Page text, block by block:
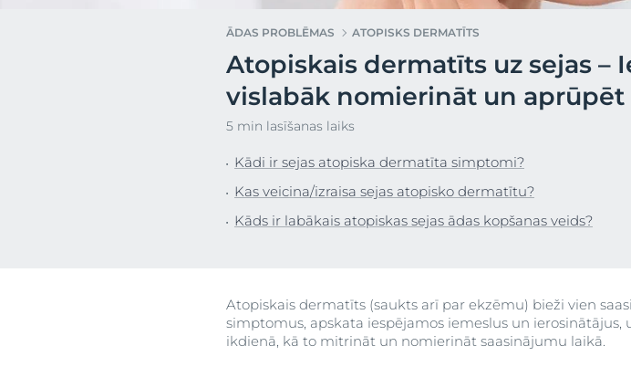
Nevienmērīga āda
Sakairināta āda
Apsārtusi āda
Galvas ādas un matu
problēmas
Svīšana
Atraskite Anti-Pigment
Pirkt
ĀDAS PROBLĒMAS ATOPISKS DERMATĪTS
Atopiskais dermatīts uz sejas –
vislabāk nomierināt un aprūpēt
5 min lasīšanas laiks
Kādi ir sejas atopiska dermatīta simptomi?
Kas veicina/izraisa sejas atopisko dermatītu?
Kāds ir labākais atopiskas sejas ādas kopšanas veids?
Atopiskais dermatīts (saukts arī par ekzēmu) bieži vien
simptomus, apskata iespējamos iemeslus un
ikdienā, kā to mitrināt un nomierināt saasinājumu laikā.